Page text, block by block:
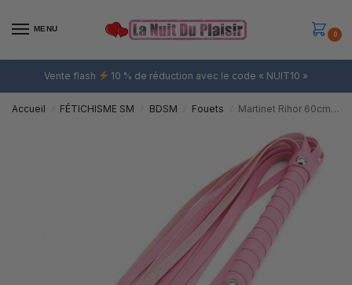
MENU
0
Vente flash 10 % de réduction avec le code « NUIT10 »
Accueil FÉTICHISME SM BDSM Fouets Martinet Rihor 60cm Rose